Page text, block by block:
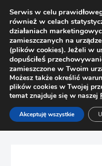
Strona główna Sklep
Mata AGO FIBRE 600 biała
Serwis w celu
również w celach
działaniach
zamieszczanych na
(plików cookies). Jeżeli w
dopuściłeś
zamieszczone w Twoim
Możesz także określić
plików cookies w Twojej
temat znajduje się w naszej
Akceptuję wszystkie